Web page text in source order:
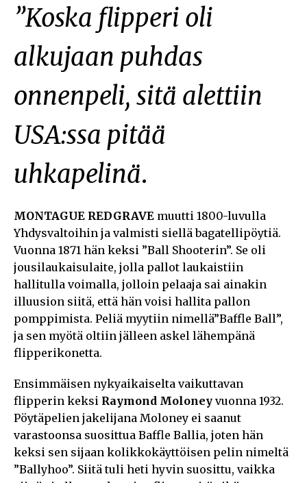
”Koska flipperi oli
alkujaan puhdas
onnenpeli, sitä alettiin
USA:ssa pitää
uhkapelinä.
MONTAGUE REDGRAVE muutti 1800-luvulla
Yhdysvaltoihin ja valmisti siellä bagatellipöytiä.
Vuonna 1871 hän keksi ”Ball Shooterin”. Se oli
jousilaukaisulaite, jolla pallot laukaistiin
hallitulla voimalla, jolloin pelaaja sai ainakin
illuusion siitä, että hän voisi hallita pallon
pomppimista. Peliä myytiin nimellä”Baffle Ball”,
ja sen myötä oltiin jälleen askel lähempänä
flipperikonetta.
Ensimmäisen nykyaikaiselta vaikuttavan
flipperin keksi Raymond Moloney vuonna 1932.
Pöytäpelien jakelijana Moloney ei saanut
varastoonsa suosittua Baffle Ballia, joten hän
keksi sen sijaan kolikkokäyttöisen pelin nimeltä
”Ballyhoo”. Siitä tuli heti hyvin suosittu, vaikka